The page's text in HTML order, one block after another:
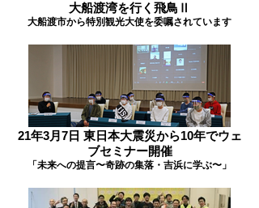
大船渡湾を行く飛鳥Ⅱ
大船渡市から特別観光大使を委嘱されています
21年3月7日 東日本大震災から10年でウェ
ブセミナー開催
「未来への提言〜奇跡の集落・吉浜に学ぶ〜」